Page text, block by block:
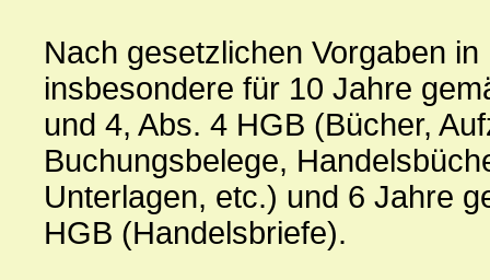
Nach gesetzlichen Vorgaben
insbesondere für 10 Jahre
und 4, Abs. 4 HGB (Bücher,
Buchungsbelege,
Unterlagen, etc.) und 6 Jahre
HGB (Handelsbriefe).